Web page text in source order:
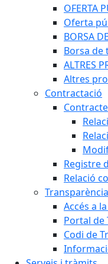
OFERTA
Oferta
BORSA
Borsa de
ALTRES
Altres
Contractació
Registre
Relació
Transparència
Accés a
Portal de
Codi de